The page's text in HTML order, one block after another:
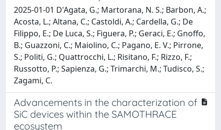
2025-01-01 D'Agata, G.; Martorana, N. S.; Barbon, A.;
Acosta, L.; Altana, C.; Castoldi, A.; Cardella, G.; De
Filippo, E.; De Luca, S.; Figuera, P.; Geraci, E.; Gnoffo,
B.; Guazzoni, C.; Maiolino, C.; Pagano, E. V.; Pirrone,
S.; Politi, G.; Quattrocchi, L.; Risitano, F.; Rizzo, F.;
Russotto, P.; Sapienza, G.; Trimarchi, M.; Tudisco, S.;
Zagami, C.
Advancements in the characterization of
SiC devices within the SAMOTHRACE
ecosystem